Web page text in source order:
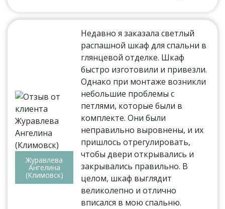
Журавлева
Ангелина
(Климовск)
Недавно я заказала светлый
распашной шкаф для спальни в
глянцевой отделке. Шкаф
быстро изготовили и привезли.
Однако при монтаже возникли
небольшие проблемы с
петлями, которые были в
комплекте. Они были
неправильно выровнены, и их
пришлось отрегулировать,
чтобы двери открывались и
закрывались правильно. В
целом, шкаф выглядит
великолепно и отлично
вписался в мою спальню.